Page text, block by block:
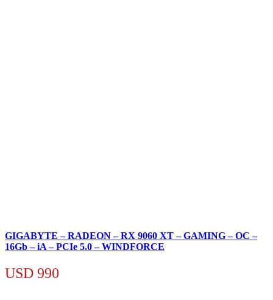
GIGABYTE – RADEON – RX 9060 XT – GAMING – OC –
16Gb – iA – PCIe 5.0 – WINDFORCE
USD 990